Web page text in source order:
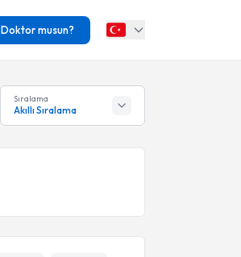
Doktor musun?
Sıralama
Akıllı Sıralama